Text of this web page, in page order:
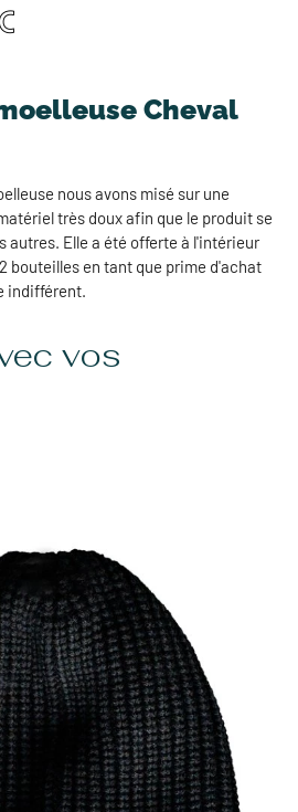
Cheval
nous avons misé sur une
très doux afin que le produit se
autres. Elle a été offerte à l'intérieur
bouteilles en tant que prime d'achat
indifférent.
vos